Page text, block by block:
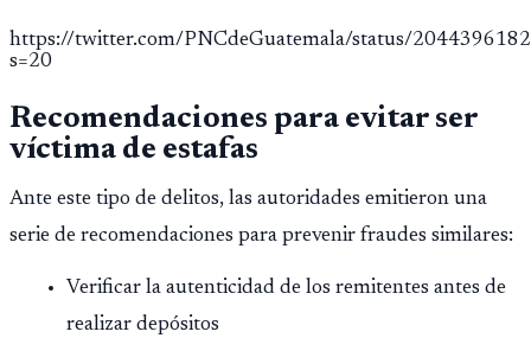
https://twitter.com/PNCdeGuatemala/status/
s=20
Recomendaciones para evitar ser
víctima de estafas
Ante este tipo de delitos, las autoridades emitieron una
serie de recomendaciones para prevenir fraudes similares:
Verificar la autenticidad de los remitentes antes de
realizar depósitos